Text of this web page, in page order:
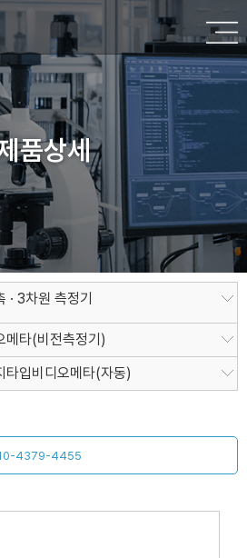
품상세
· 3차원 측정기
메타(비전측정기)
타입비디오메타(자동)
4379-4455